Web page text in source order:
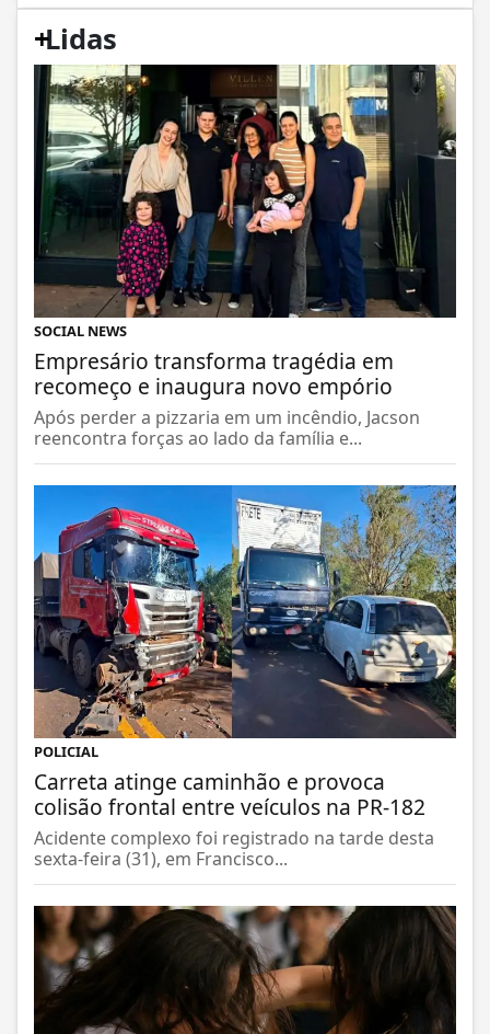
+
Lidas
SOCIAL NEWS
Empresário transforma tragédia em
recomeço e inaugura novo empório
Após perder a pizzaria em um incêndio, Jacson
reencontra forças ao lado da família e...
POLICIAL
Carreta atinge caminhão e provoca
colisão frontal entre veículos na PR-182
Acidente complexo foi registrado na tarde desta
sexta-feira (31), em Francisco...